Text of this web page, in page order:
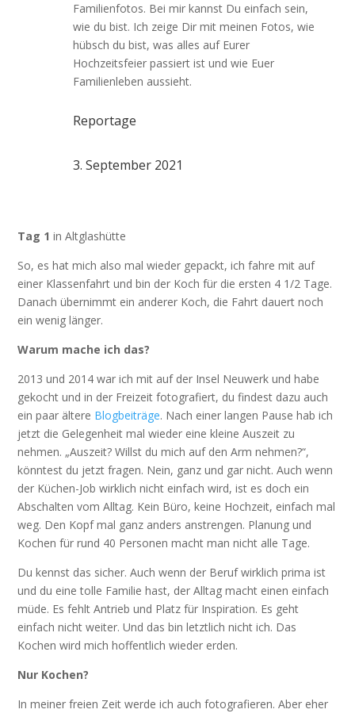
Familienfotos. Bei mir kannst Du einfach sein,
wie du bist. Ich zeige Dir mit meinen Fotos, wie
hübsch du bist, was alles auf Eurer
Hochzeitsfeier passiert ist und wie Euer
Familienleben aussieht.
Reportage
3. September 2021
Tag 1 in Altglashütte
So, es hat mich also mal wieder gepackt, ich fahre mit auf
einer Klassenfahrt und bin der Koch für die ersten 4 1/2 Tage.
Danach übernimmt ein anderer Koch, die Fahrt dauert noch
ein wenig länger.
Warum mache ich das?
2013 und 2014 war ich mit auf der Insel Neuwerk und habe
gekocht und in der Freizeit fotografiert, du findest dazu auch
ein paar ältere Blogbeiträge. Nach einer langen Pause hab ich
jetzt die Gelegenheit mal wieder eine kleine Auszeit zu
nehmen. „Auszeit? Willst du mich auf den Arm nehmen?“,
könntest du jetzt fragen. Nein, ganz und gar nicht. Auch wenn
der Küchen-Job wirklich nicht einfach wird, ist es doch ein
Abschalten vom Alltag. Kein Büro, keine Hochzeit, einfach mal
weg. Den Kopf mal ganz anders anstrengen. Planung und
Kochen für rund 40 Personen macht man nicht alle Tage.
Du kennst das sicher. Auch wenn der Beruf wirklich prima ist
und du eine tolle Familie hast, der Alltag macht einen einfach
müde. Es fehlt Antrieb und Platz für Inspiration. Es geht
einfach nicht weiter. Und das bin letztlich nicht ich. Das
Kochen wird mich hoffentlich wieder erden.
Nur Kochen?
In meiner freien Zeit werde ich auch fotografieren. Aber eher